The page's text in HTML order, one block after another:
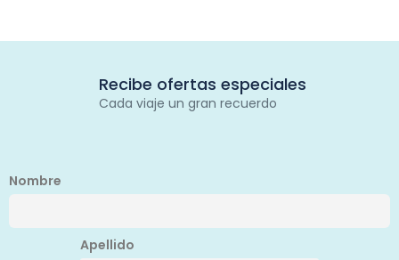
Recibe ofertas especiales
Cada viaje un gran recuerdo
Nombre
Apellido